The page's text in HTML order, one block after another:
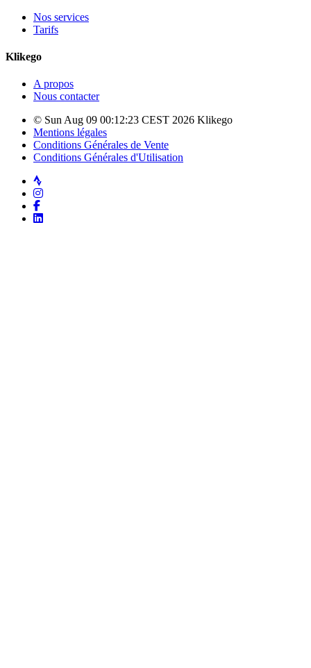
Nos services
Tarifs
Klikego
A propos
Nous contacter
© Sun Aug 09 00:12:23 CEST 2026 Klikego
Mentions légales
Conditions Générales de Vente
Conditions Générales d'Utilisation
Strava
Instagram
Facebook
LinkedIn